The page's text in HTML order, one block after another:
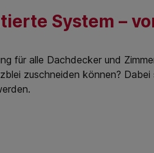
System –
für alle Dachdecker und
zuschneiden können?